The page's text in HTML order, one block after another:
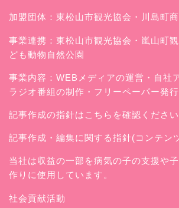
加盟団体：東松山市観光協会・川島町
事業連携：東松山市観光協会・嵐山町
ども動物自然公園
事業内容：WEBメディアの運営・自社
ラジオ番組の制作・フリーペーパー発
記事作成の指針はこちらを確認ください
記事作成・編集に関する指針(コンテン
当社は収益の一部を病気の子の支援や
作りに使用しています。
社会貢献活動